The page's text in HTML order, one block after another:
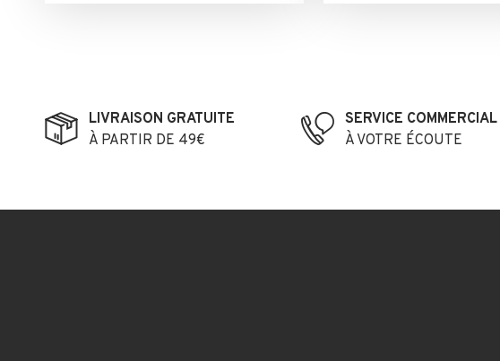
LIVRAISON GRATUITE
À PARTIR DE 49€
SERVICE COMMERCIAL
À VOTRE ÉCOUTE